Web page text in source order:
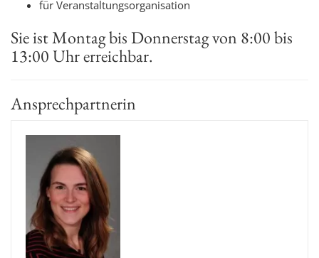
für Veranstaltungsorganisation
Sie ist Montag bis Donnerstag von 8:00 bis
13:00 Uhr erreichbar.
Ansprechpartnerin